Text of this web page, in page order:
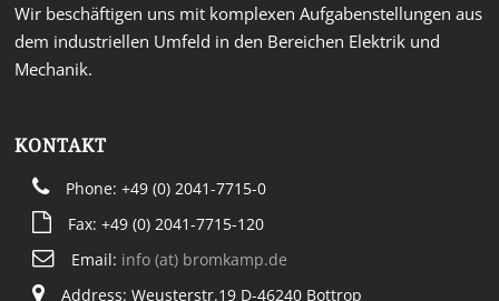
Wir beschäftigen uns mit komplexen Aufgabenstellungen aus
dem industriellen Umfeld in den Bereichen Elektrik und
Mechanik.
KONTAKT
Phone: +49 (0) 2041-7715-0
Fax: +49 (0) 2041-7715-120
Email: info (at) bromkamp.de
Address: Weusterstr.19 D-46240 Bottrop